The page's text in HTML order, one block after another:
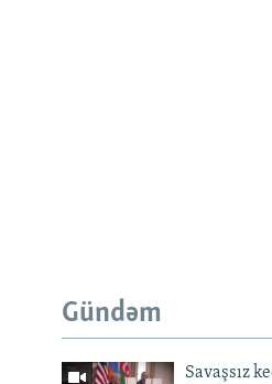
Gündəm
Savaşsız